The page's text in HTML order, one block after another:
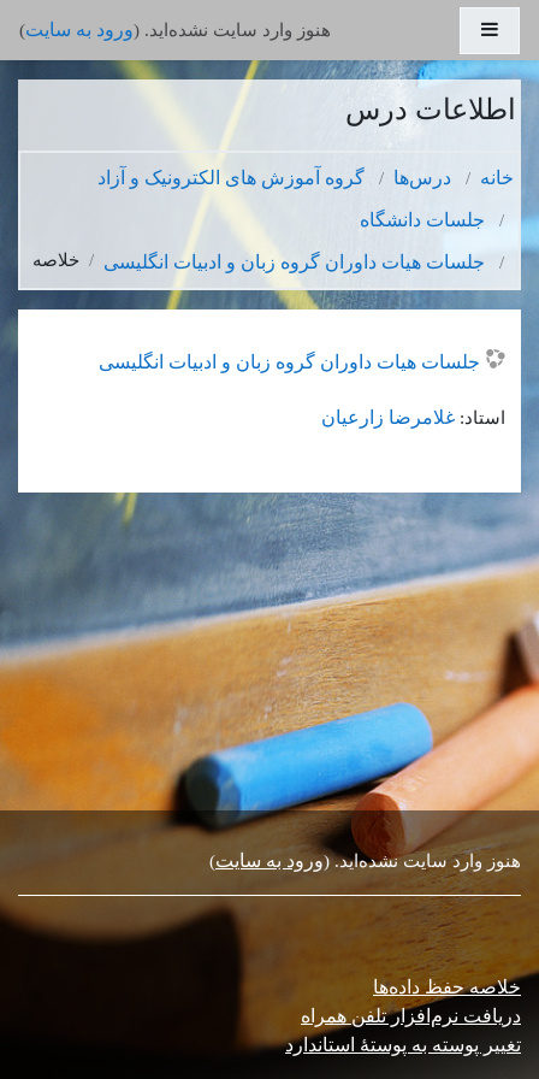
پرش به محتوای اصلی
هنوز وارد سایت نشده‌اید. (ورود به سایت)
اطلاعات درس
خانه درس‌ها گروه آموزش های الکترونیک و آزاد
جلسات دانشگاه
جلسات هیات داوران گروه زبان و ادبیات انگلیسی خلاصه
جلسات هیات داوران گروه زبان و ادبیات انگلیسی
استاد: غلامرضا زارعيان
هنوز وارد سایت نشده‌اید. (ورود به سایت)
خلاصه حفظ داده‌ها
دریافت نرم‌افزار تلفن همراه
تغییر پوسته به پوستهٔ استاندارد